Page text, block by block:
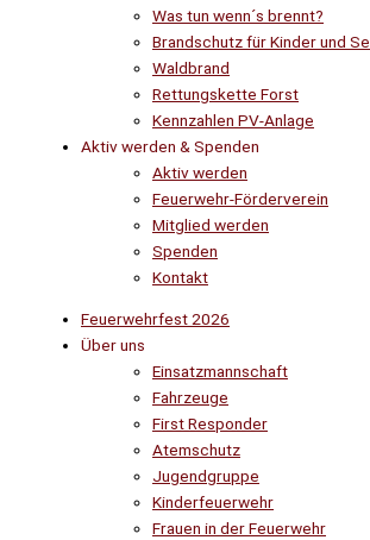
Was tun wenn´s brennt?
Brandschutz für Kinder und
Waldbrand
Rettungskette Forst
Kennzahlen PV-Anlage
Aktiv werden & Spenden
Aktiv werden
Feuerwehr-Förderverein
Mitglied werden
Spenden
Kontakt
Feuerwehrfest 2026
Über uns
Einsatzmannschaft
Fahrzeuge
First Responder
Atemschutz
Jugendgruppe
Kinderfeuerwehr
Frauen in der Feuerwehr